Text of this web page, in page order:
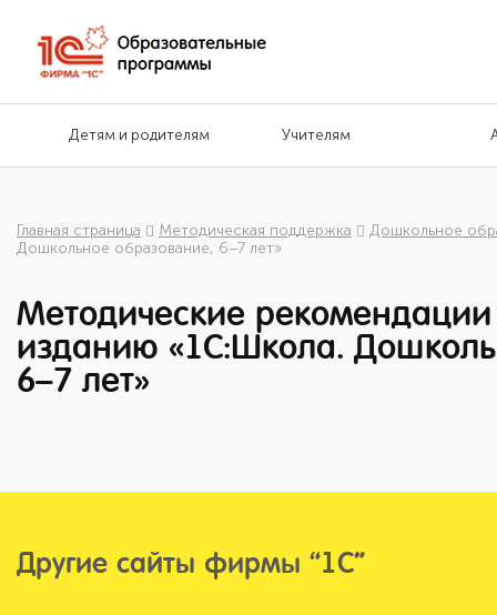
Детям и родителям Учителям
Главная страница Методическая поддержка
Дошкольное
Дошкольное образование, 6–7 лет»
Методические рекомендации
изданию «1С:Школа.
6–7 лет»
Другие сайты фирмы “1С”